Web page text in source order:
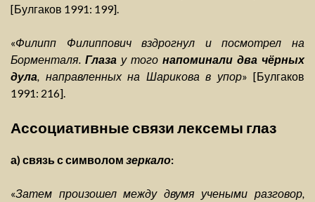
[Булгаков 1991: 199].
«Филипп Филиппович вздрогнул и посмотрел на
Борменталя. Глаза у того напоминали два чёрных
дула, направленных на Шарикова в упор» [Булгаков
1991: 216].
Ассоциативные связи лексемы глаз
а) связь с символом зеркало:
«Затем произошел между двумя учеными разговор,